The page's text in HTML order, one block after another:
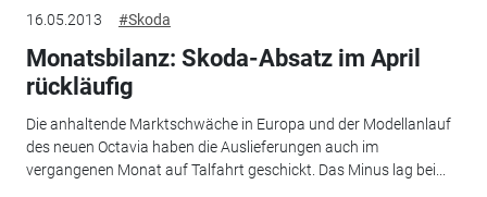
16.05.2013 #Skoda
Monatsbilanz: Skoda-Absatz im April
rückläufig
Die anhaltende Marktschwäche in Europa und der Modellanlauf
des neuen Octavia haben die Auslieferungen auch im
vergangenen Monat auf Talfahrt geschickt. Das Minus lag bei...